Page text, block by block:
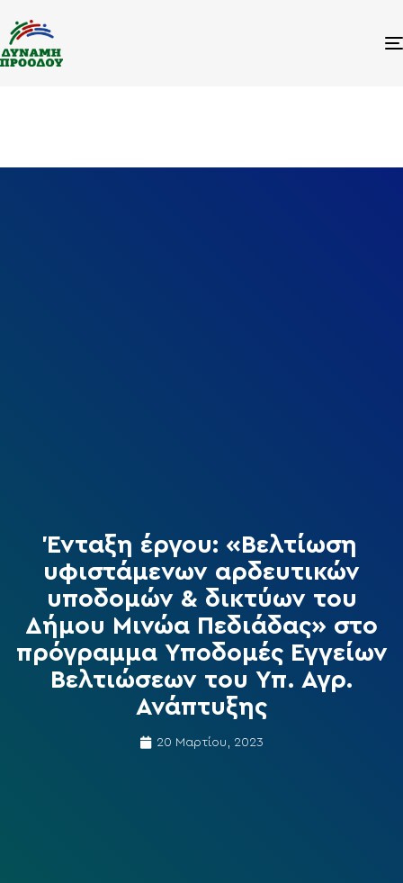
Ένταξη έργου: «Βελτίωση
υφιστάμενων αρδευτικών
υποδομών & δικτύων του
Δήμου Μινώα Πεδιάδας» στο
πρόγραμμα Υποδομές Εγγείων
Βελτιώσεων του Υπ. Αγρ.
Ανάπτυξης
20 Μαρτίου, 2023